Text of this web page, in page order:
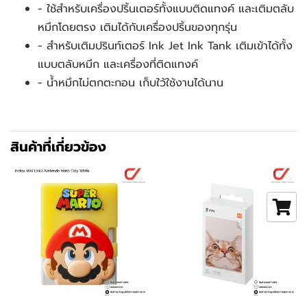
- ใช้สำหรับเครื่องปริ้นเตอร์ทั้งแบบติดแทงค์ และเติมตลับ
หมึกโดยตรง เติมได้กับเครื่องปริ้นของทุกรุ่น
- สำหรับเติมปรินท์เตอร์ Ink Jet Ink Tank เติมเข้าได้ทั้ง
แบบตลับหมึก และเครื่องที่ติดแทงค์
- น้ำหมึกไม่ตกตะกอน เก็บใว้ใช้งานได้นาน
สินค้าที่เกี่ยวข้อง